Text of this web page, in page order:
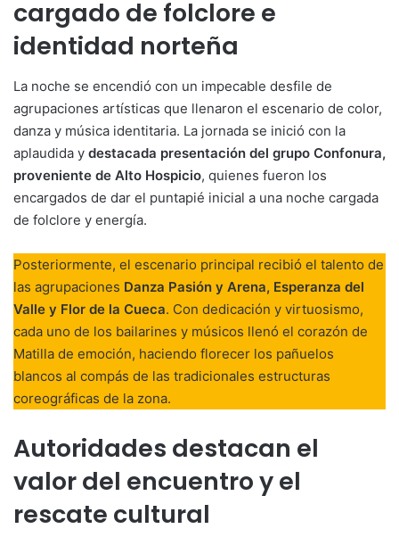
cargado de folclore e
identidad norteña
La noche se encendió con un impecable desfile de
agrupaciones artísticas que llenaron el escenario de color,
danza y música identitaria. La jornada se inició con la
aplaudida y destacada presentación del grupo Confonura,
proveniente de Alto Hospicio, quienes fueron los
encargados de dar el puntapié inicial a una noche cargada
de folclore y energía.
Posteriormente, el escenario principal recibió el talento de
las agrupaciones Danza Pasión y Arena, Esperanza del
Valle y Flor de la Cueca. Con dedicación y virtuosismo,
cada uno de los bailarines y músicos llenó el corazón de
Matilla de emoción, haciendo florecer los pañuelos
blancos al compás de las tradicionales estructuras
coreográficas de la zona.
Autoridades destacan el
valor del encuentro y el
rescate cultural